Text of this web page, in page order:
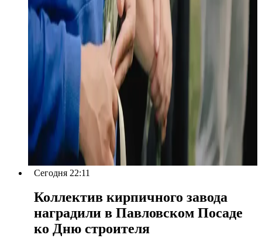
Сегодня 22:11
Коллектив кирпичного завода
наградили в Павловском Посаде
ко Дню строителя